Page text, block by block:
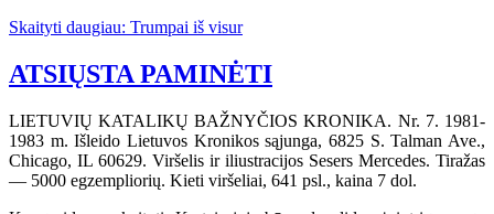
Skaityti daugiau: Trumpai iš visur
ATSIŲSTA PAMINĖTI
LIETUVIŲ KATALIKŲ BAŽNYČIOS KRONIKA. Nr. 7. 1981-
1983 m. Išleido Lietuvos Kronikos sąjunga, 6825 S. Talman Ave.,
Chicago, IL 60629. Viršelis ir iliustracijos Sesers Mercedes. Tiražas
— 5000 egzempliorių. Kieti viršeliai, 641 psl., kaina 7 dol.